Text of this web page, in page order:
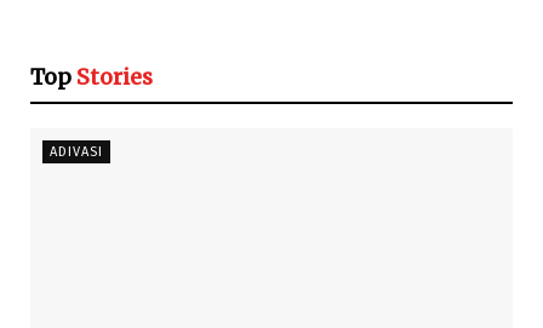
Top Stories
ADIVASI